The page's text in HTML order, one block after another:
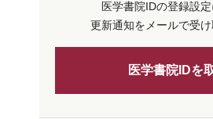
医学書院IDの登録設定
更新通知をメールで受け
医学書院IDを